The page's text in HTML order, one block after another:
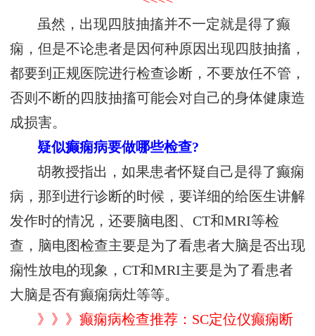
虽然，出现四肢抽搐并不一定就是得了癫
痫，但是不论患者是因何种原因出现四肢抽搐，
都要到正规医院进行检查诊断，不要放任不管，
否则不断的四肢抽搐可能会对自己的身体健康造
成损害。
疑似癫痫病要做哪些检查?
胡教授指出，如果患者怀疑自己是得了癫痫
病，那到进行诊断的时候，要详细的给医生讲解
发作时的情况，还要脑电图、CT和MRI等检
查，脑电图检查主要是为了看患者大脑是否出现
痫性放电的现象，CT和MRI主要是为了看患者
大脑是否有癫痫病灶等等。
》》》癫痫病检查推荐：SC定位仪癫痫断